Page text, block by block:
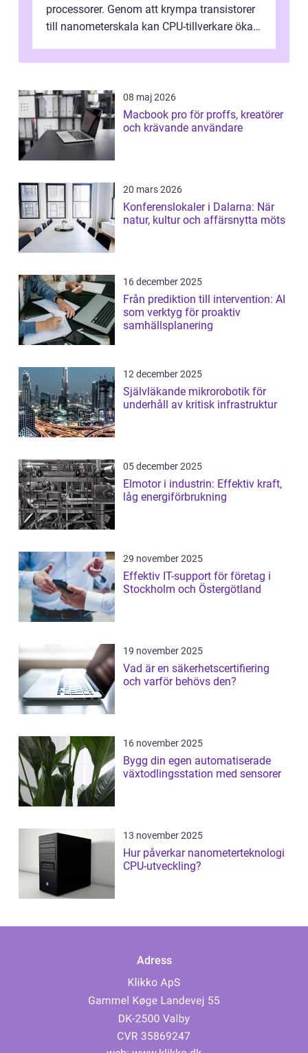
processorer. Genom att krympa transistorer
till nanometerskala kan CPU-tillverkare öka
08 maj 2026
Macbook pro för proffs, kreatörer
och krävande användare
20 mars 2026
Konferenslokaler i Dalarna: När
natur, kultur och affärsnytta möts
16 december 2025
Från prediktion till intervention: AI
som verktyg för proaktiv
samhällsplanering
12 december 2025
Självläkande mikrorobotik för
underhåll av kritisk infrastruktur
05 december 2025
Elmotor i industrin: Effektiv kraft,
låg energiförbrukning
29 november 2025
Effektiv IT-support för företag i
Stockholm och Östergötland
19 november 2025
Vad är en säkerhetscertifiering
och varför behövs den?
16 november 2025
Bygg din egen automatiserade
växtodlingsstation med sensorer
13 november 2025
Hur påverkar nanometerteknologi
CPU-utveckling?
Adress